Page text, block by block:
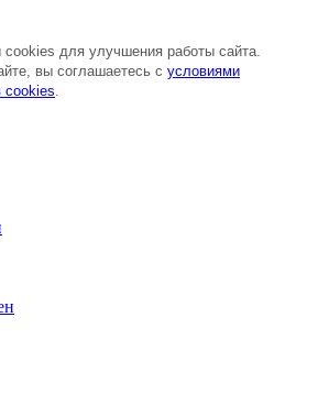
для улучшения работы сайта.
вы соглашаетесь с условиями
cookies.